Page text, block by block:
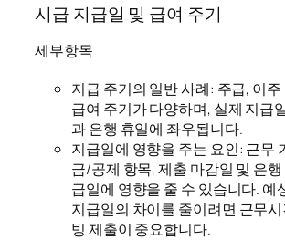
시급 지급일 및 급여 주기
세부항목
지급 주기의 일반 사례: 주급, 이주
급여 주기가 다양하며, 실제 지급
과 은행 휴일에 좌우됩니다.
지급일에 영향을 주는 요인: 근무
금/공제 항목, 제출 마감일 및 은행
급일에 영향을 줄 수 있습니다. 예
지급일의 차이를 줄이려면 근무
빙 제출이 중요합니다.